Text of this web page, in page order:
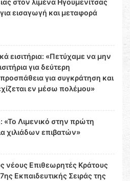
στον λιμένα Ηγουμενίτσας
εισαγωγή και μεταφορά
εισιτήρια: «Πετύχαμε να μην
για δεύτερη
για συγκράτηση και
εν μέσω πολέμου»
«Το Λιμενικό στην πρώτη
χιλιάδων επιβατών»
νέους Επιθεωρητές Κράτους
Εκπαιδευτικής Σειράς της